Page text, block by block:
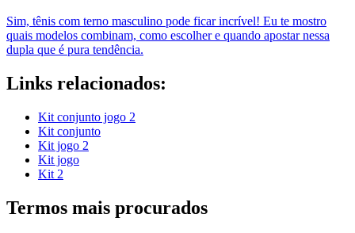
Sim, tênis com terno masculino pode ficar incrível! Eu te mostro
quais modelos combinam, como escolher e quando apostar nessa
dupla que é pura tendência.
Links relacionados:
Kit conjunto jogo 2
Kit conjunto
Kit jogo 2
Kit jogo
Kit 2
Termos mais procurados